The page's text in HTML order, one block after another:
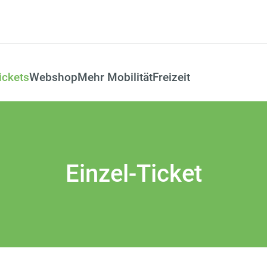
WebshopMehr MobilitätFreizeit
Einzel-Ticket